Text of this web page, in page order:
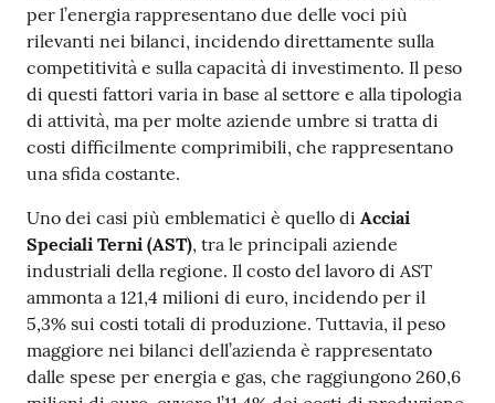
per l’energia rappresentano due delle voci più
rilevanti nei bilanci, incidendo direttamente sulla
competitività e sulla capacità di investimento. Il peso
di questi fattori varia in base al settore e alla tipologia
di attività, ma per molte aziende umbre si tratta di
costi difficilmente comprimibili, che rappresentano
una sfida costante.
Uno dei casi più emblematici è quello di Acciai
Speciali Terni (AST), tra le principali aziende
industriali della regione. Il costo del lavoro di AST
ammonta a 121,4 milioni di euro, incidendo per il
5,3% sui costi totali di produzione. Tuttavia, il peso
maggiore nei bilanci dell’azienda è rappresentato
dalle spese per energia e gas, che raggiungono 260,6